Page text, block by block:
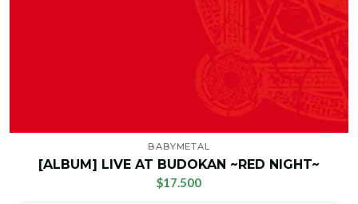
BABYMETAL
[ALBUM] LIVE AT BUDOKAN ~RED NIGHT~
$17.500